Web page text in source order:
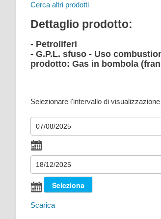
Cerca altri prodotti
Dettaglio prodotto:
- Petroliferi
- G.P.L. sfuso - Uso
prodotto: Gas in bombola
Selezionare l'intervallo di visualizzazione
Scarica